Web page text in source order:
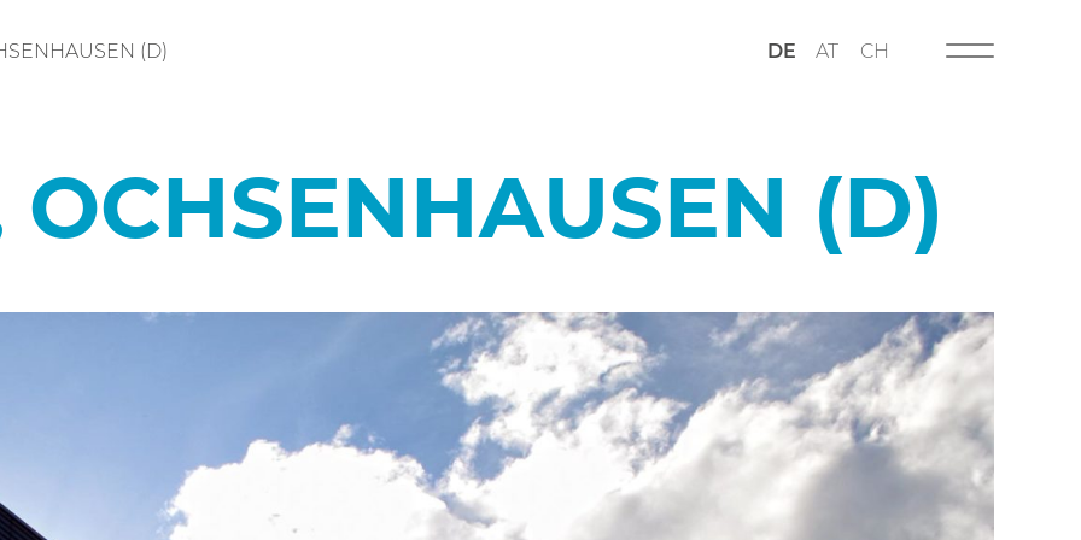
(D) DE AT CH
OCHSENHAUSEN (D)